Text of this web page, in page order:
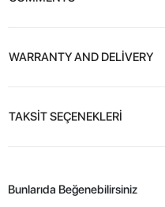
WARRANTY AND DELİVERY
TAKSİT SEÇENEKLERİ
Bunlarıda Beğenebilirsiniz